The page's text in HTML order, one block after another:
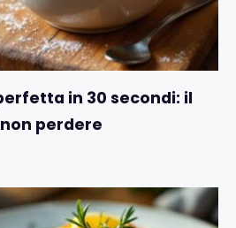
in 30 secondi: il
perdere